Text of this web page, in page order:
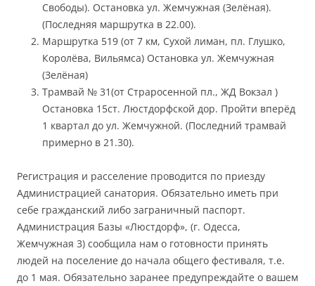
Свободы). Остановка ул. Жемчужная (Зелёная).
(Последняя маршрутка в 22.00).
Маршрутка 519 (от 7 км, Сухой лиман, пл. Глушко,
Королёва, Вильямса) Остановка ул. Жемчужная
(Зелёная)
Трамвай № 31(от Страросенной пл., ЖД Вокзал )
Остановка 15ст. Люстдорфской дор. Пройти вперёд
1 квартал до ул. Жемчужной. (Последний трамвай
примерно в 21.30).
Регистрация и расселение проводится по приезду
Администрацией санатория. Обязательно иметь при
себе гражданский либо заграничный паспорт.
Администрация Базы «Люстдорф», (г. Одесса,
Жемчужная 3) сообщила нам о готовности принять
людей на поселение до начала общего фестиваля, т.е.
до 1 мая. Обязательно заранее предупреждайте о вашем